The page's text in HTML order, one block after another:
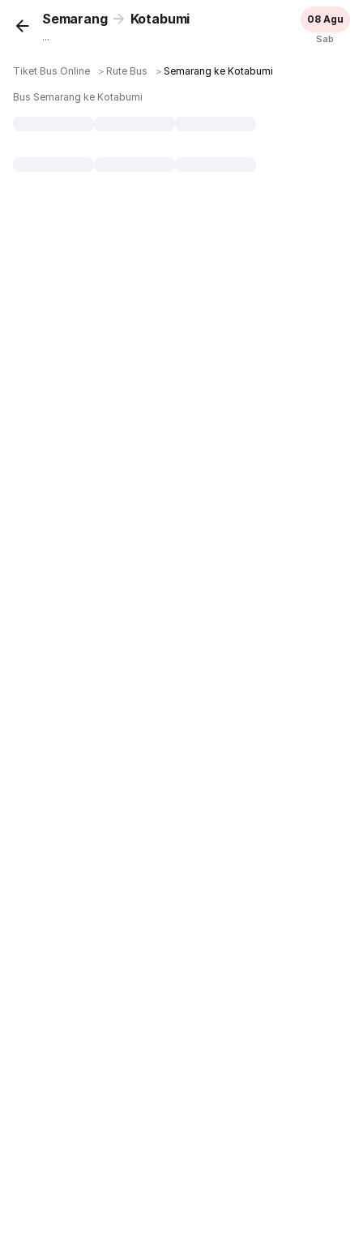
Semarang Kotabumi
...
08 Agu
Sab
Tiket Bus Online ＞ Rute Bus ＞ Semarang ke Kotabumi
Bus Semarang ke Kotabumi